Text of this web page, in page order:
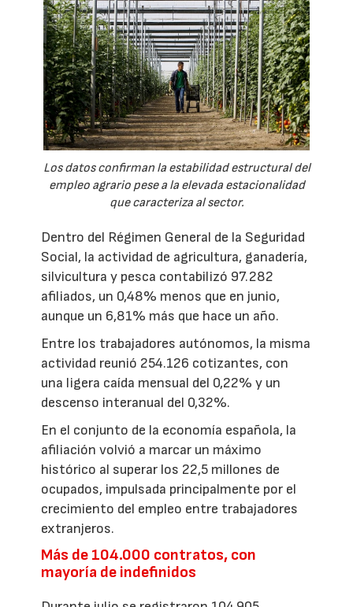
Los datos confirman la estabilidad estructural del
empleo agrario pese a la elevada estacionalidad
que caracteriza al sector.
Dentro del Régimen General de la Seguridad
Social, la actividad de agricultura, ganadería,
silvicultura y pesca contabilizó 97.282
afiliados, un 0,48% menos que en junio,
aunque un 6,81% más que hace un año.
Entre los trabajadores autónomos, la misma
actividad reunió 254.126 cotizantes, con
una ligera caída mensual del 0,22% y un
descenso interanual del 0,32%.
En el conjunto de la economía española, la
afiliación volvió a marcar un máximo
histórico al superar los 22,5 millones de
ocupados, impulsada principalmente por el
crecimiento del empleo entre trabajadores
extranjeros.
Más de 104.000 contratos, con
mayoría de indefinidos